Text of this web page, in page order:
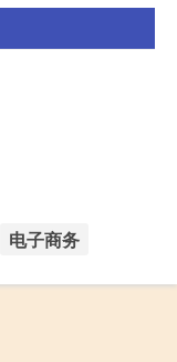
电子商务